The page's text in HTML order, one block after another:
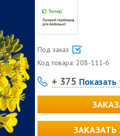
Под заказ
Код товара: 208-111-6
+ 375